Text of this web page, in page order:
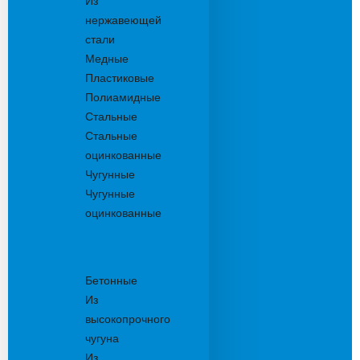
нержавеющей
стали
Медные
Пластиковые
Полиамидные
Стальные
Стальные
оцинкованные
Чугунные
Чугунные
оцинкованные
Бетонные
Из
высокопрочного
чугуна